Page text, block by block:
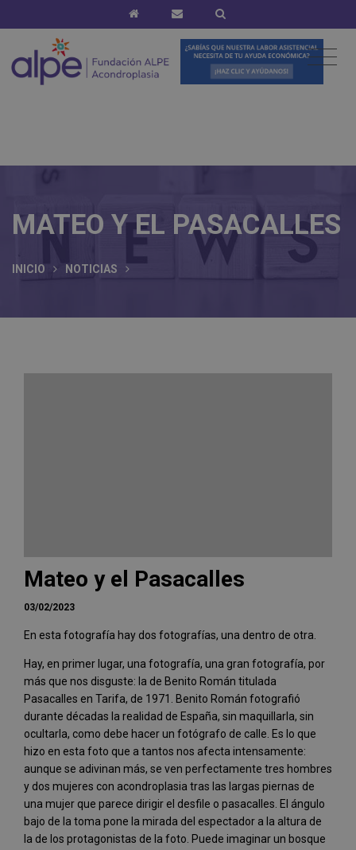
MATEO Y EL PASACALLES
INICIO NOTICIAS
Mateo y el Pasacalles
03/02/2023
En esta fotografía hay dos fotografías, una dentro de otra.
Hay, en primer lugar, una fotografía, una gran fotografía, por
más que nos disguste: la de Benito Román titulada
Pasacalles en Tarifa, de 1971. Benito Román fotografió
durante décadas la realidad de España, sin maquillarla, sin
ocultarla, como debe hacer un fotógrafo de calle. Es lo que
hizo en esta foto que a tantos nos afecta intensamente:
aunque se adivinan más, se ven perfectamente tres hombres
y dos mujeres con acondroplasia tras las largas piernas de
una mujer que parece dirigir el desfile o pasacalles. El ángulo
bajo de la toma pone la mirada del espectador a la altura de
la de los protagonistas de la foto. Puede imaginar un bosque